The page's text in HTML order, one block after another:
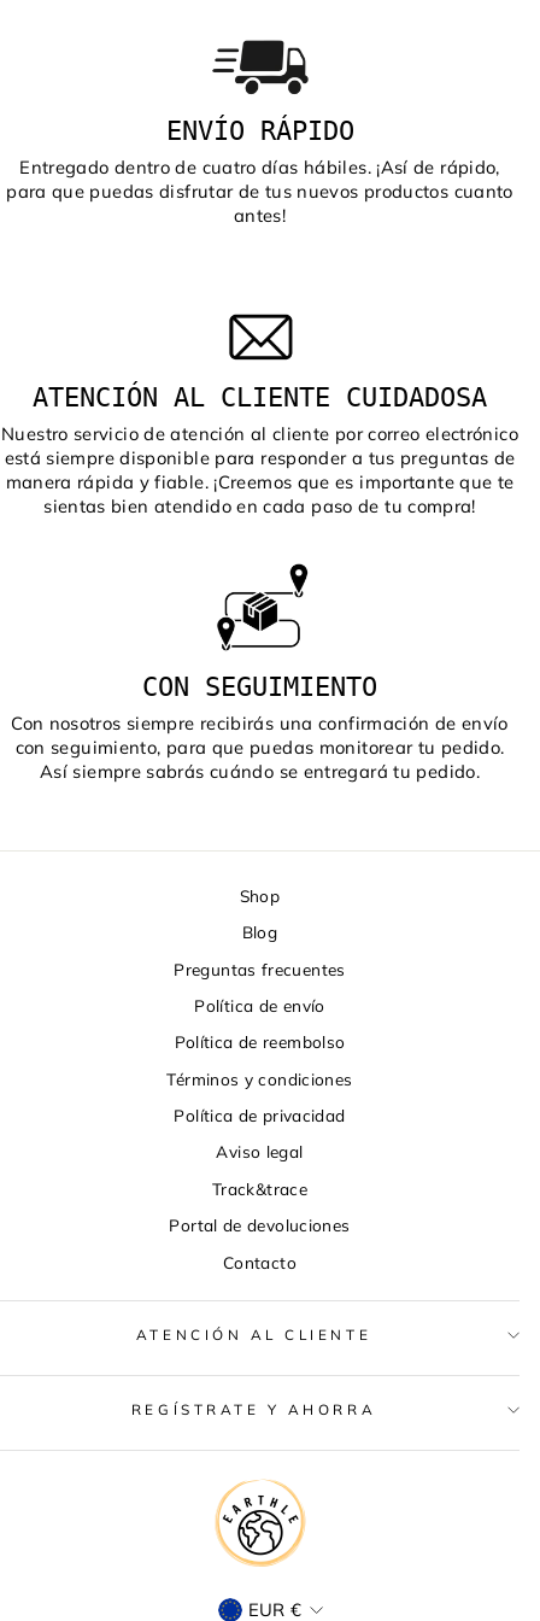
ENVÍO RÁPIDO
Entregado dentro de cuatro días hábiles. ¡Así de rápido,
para que puedas disfrutar de tus nuevos productos cuanto
antes!
ATENCIÓN AL CLIENTE CUIDADOSA
Nuestro servicio de atención al cliente por correo electrónico
está siempre disponible para responder a tus preguntas de
manera rápida y fiable. ¡Creemos que es importante que te
sientas bien atendido en cada paso de tu compra!
CON SEGUIMIENTO
Con nosotros siempre recibirás una confirmación de envío
con seguimiento, para que puedas monitorear tu pedido.
Así siempre sabrás cuándo se entregará tu pedido.
Shop
Blog
Preguntas frecuentes
Política de envío
Política de reembolso
Términos y condiciones
Política de privacidad
Aviso legal
Track&trace
Portal de devoluciones
Contacto
ATENCIÓN AL CLIENTE
REGÍSTRATE Y AHORRA
MONEDA
EUR €